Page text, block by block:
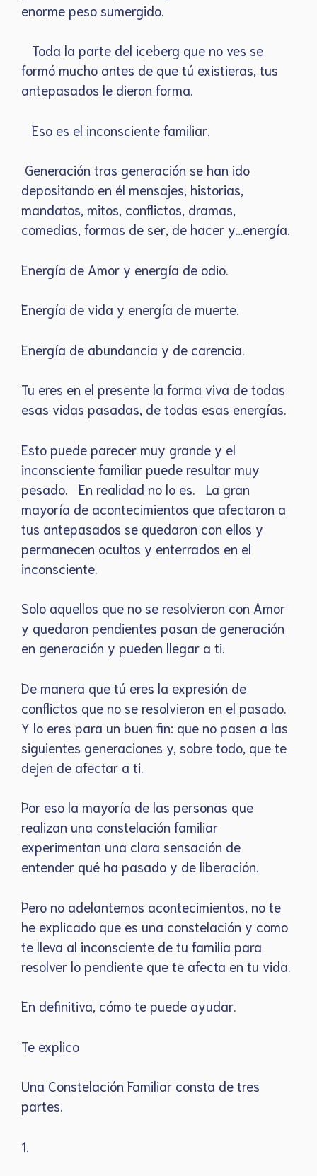
enorme peso sumergido.
Toda la parte del iceberg que no ves se
formó mucho antes de que tú existieras, tus
antepasados le dieron forma.
Eso es el inconsciente familiar.
Generación tras generación se han ido
depositando en él mensajes, historias,
mandatos, mitos, conflictos, dramas,
comedias, formas de ser, de hacer y…energía.
Energía de Amor y energía de odio.
Energía de vida y energía de muerte.
Energía de abundancia y de carencia.
Tu eres en el presente la forma viva de todas
esas vidas pasadas, de todas esas energías.
Esto puede parecer muy grande y el
inconsciente familiar puede resultar muy
pesado. En realidad no lo es. La gran
mayoría de acontecimientos que afectaron a
tus antepasados se quedaron con ellos y
permanecen ocultos y enterrados en el
inconsciente.
Solo aquellos que no se resolvieron con Amor
y quedaron pendientes pasan de generación
en generación y pueden llegar a ti.
De manera que tú eres la expresión de
conflictos que no se resolvieron en el pasado.
Y lo eres para un buen fin: que no pasen a las
siguientes generaciones y, sobre todo, que te
dejen de afectar a ti.
Por eso la mayoría de las personas que
realizan una constelación familiar
experimentan una clara sensación de
entender qué ha pasado y de liberación.
Pero no adelantemos acontecimientos, no te
he explicado que es una constelación y como
te lleva al inconsciente de tu familia para
resolver lo pendiente que te afecta en tu vida.
En definitiva, cómo te puede ayudar.
Te explico
Una Constelación Familiar consta de tres
partes.
1.